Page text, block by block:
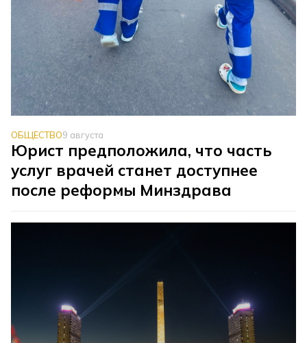
ОБЩЕСТВО9 августа
Юрист предположила, что часть
услуг врачей станет доступнее
после реформы Минздрава